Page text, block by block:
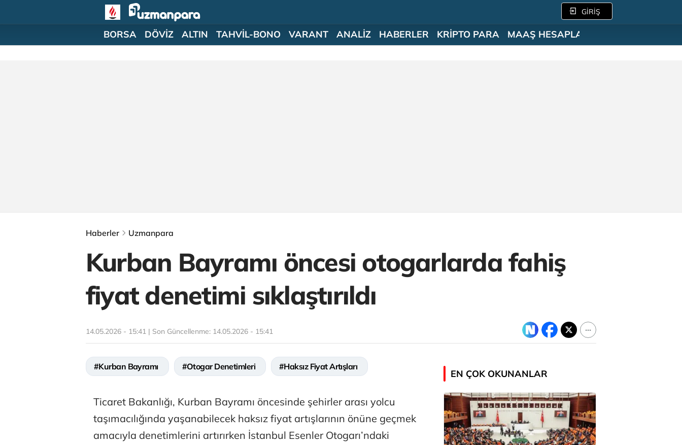
GİRİŞ
BORSA DÖVİZ ALTIN TAHVİL-BONO VARANT ANALİZ HABERLER KRİPTO PARA MAAŞ HESAPLAMA
Haberler Uzmanpara
Kurban Bayramı öncesi otogarlarda fahiş
fiyat denetimi sıklaştırıldı
14.05.2026 - 15:41 | Son Güncellenme: 14.05.2026 - 15:41
#Kurban Bayramı #Otogar Denetimleri #Haksız Fiyat Artışları
Ticaret Bakanlığı, Kurban Bayramı öncesinde şehirler arası yolcu
taşımacılığında yaşanabilecek haksız fiyat artışlarının önüne geçmek
amacıyla denetimlerini artırırken İstanbul Esenler Otogarı’ndaki
EN ÇOK OKUNANLAR